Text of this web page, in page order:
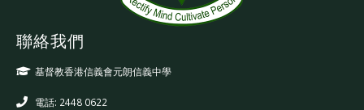
聯絡我們
基督教香港信義會元朗信義中學
電話: 2448 0622